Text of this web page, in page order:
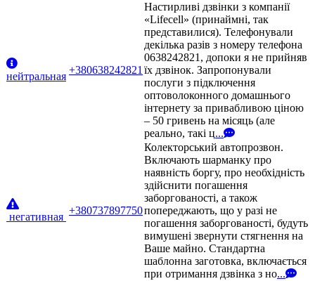
нейтральная
+380638242821
Настирливі дзвінки з компанії
«Lifecell» (принаймні, так
представилися). Телефонували
декілька разів з номеру телефона
0638242821, допоки я не прийняв
їх дзвінок. Запропонували
послуги з підключення
оптоволоконного домашнього
інтернету за привабливою ціною
– 50 гривень на місяць (але
реально, такі ц...
негативная
+380737897750
Колекторський автопрозвон.
Включають шарманку про
наявність боргу, про необхідність
здійснити погашення
заборгованості, а також
попереджають, що у разі не
погашення заборгованості, будуть
вимушені звернути стягнення на
Ваше майно. Стандартна
шаблонна заготовка, включається
при отримання дзвінка з но...